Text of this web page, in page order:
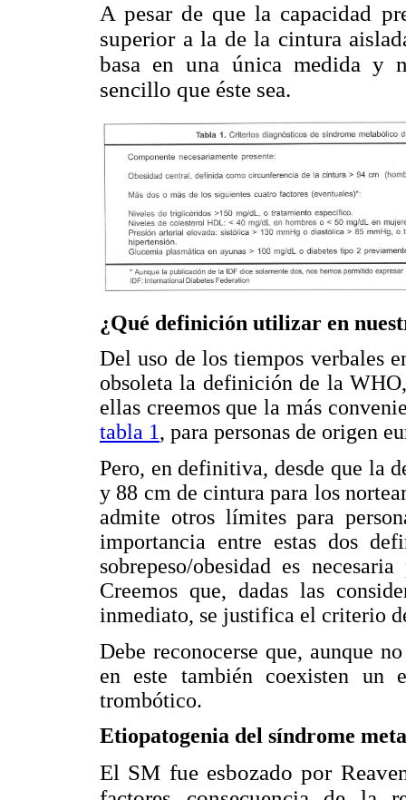
A pesar de que la capacidad
superior a la de la cintura
basa en una única medida y
sencillo que éste sea.
¿Qué definición utilizar en
Del uso de los tiempos verbales
obsoleta la definición de la
ellas creemos que la más
tabla 1, para personas de origen
Pero, en definitiva, desde que la
y 88 cm de cintura para los
admite otros límites para
importancia entre estas dos
sobrepeso/obesidad es
Creemos que, dadas las
inmediato, se justifica el criterio
Debe reconocerse que, aunque
en este también coexisten un
trombótico.
Etiopatogenia del síndrome
El SM fue esbozado por